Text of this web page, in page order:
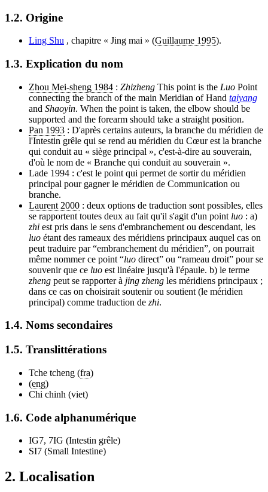
1.2. Origine
Ling Shu , chapitre « Jing mai » (Guillaume 1995).
1.3. Explication du nom
Zhou Mei-sheng 1984 : Zhizheng This point is the Luo Point
connecting the branch of the main Meridian of Hand taiyang
and Shaoyin. When the point is taken, the elbow should be
supported and the forearm should take a straight position.
Pan 1993 : D'après certains auteurs, la branche du méridien de
l'Intestin grêle qui se rend au méridien du Cœur est la branche
qui conduit au « siège principal », c'est-à-dire au souverain,
d'où le nom de « Branche qui conduit au souverain ».
Lade 1994 : c'est le point qui permet de sortir du méridien
principal pour gagner le méridien de Communication ou
branche.
Laurent 2000 : deux options de traduction sont possibles, elles
se rapportent toutes deux au fait qu'il s'agit d'un point luo : a)
zhi est pris dans le sens d'embranchement ou descendant, les
luo étant des rameaux des méridiens principaux auquel cas on
peut traduire par “embranchement du méridien”, on pourrait
même nommer ce point “luo direct” ou “rameau droit” pour se
souvenir que ce luo est linéaire jusqu'à l'épaule. b) le terme
zheng peut se rapporter à jing zheng les méridiens principaux ;
dans ce cas on choisirait soutenir ou soutient (le méridien
principal) comme traduction de zhi.
1.4. Noms secondaires
1.5. Translittérations
Tche tcheng (fra)
(eng)
Chi chinh (viet)
1.6. Code alphanumérique
IG7, 7IG (Intestin grêle)
SI7 (Small Intestine)
2. Localisation